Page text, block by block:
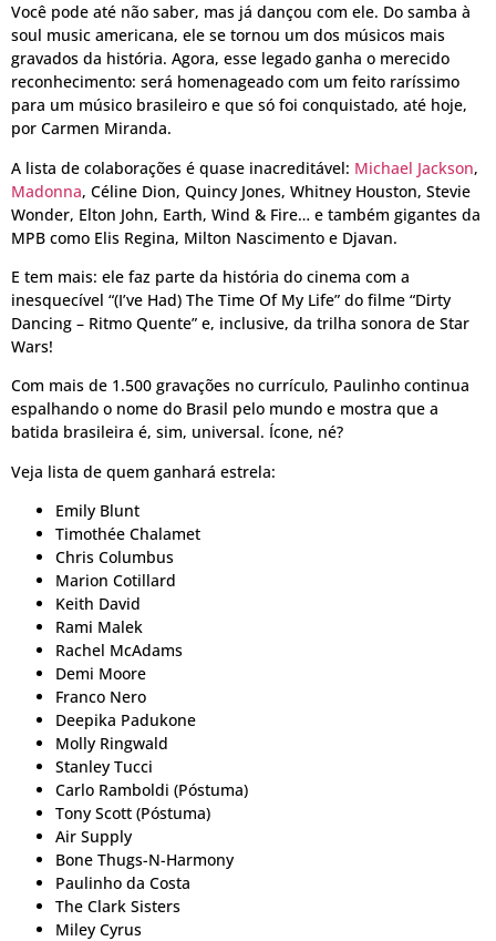
Você pode até não saber, mas já dançou com ele. Do samba à
soul music americana, ele se tornou um dos músicos mais
gravados da história. Agora, esse legado ganha o merecido
reconhecimento: será homenageado com um feito raríssimo
para um músico brasileiro e que só foi conquistado, até hoje,
por Carmen Miranda.
A lista de colaborações é quase inacreditável: Michael Jackson,
Madonna, Céline Dion, Quincy Jones, Whitney Houston, Stevie
Wonder, Elton John, Earth, Wind & Fire… e também gigantes da
MPB como Elis Regina, Milton Nascimento e Djavan.
E tem mais: ele faz parte da história do cinema com a
inesquecível “(I’ve Had) The Time Of My Life” do filme “Dirty
Dancing – Ritmo Quente” e, inclusive, da trilha sonora de Star
Wars!
Com mais de 1.500 gravações no currículo, Paulinho continua
espalhando o nome do Brasil pelo mundo e mostra que a
batida brasileira é, sim, universal. Ícone, né?
Veja lista de quem ganhará estrela:
Emily Blunt
Timothée Chalamet
Chris Columbus
Marion Cotillard
Keith David
Rami Malek
Rachel McAdams
Demi Moore
Franco Nero
Deepika Padukone
Molly Ringwald
Stanley Tucci
Carlo Ramboldi (Póstuma)
Tony Scott (Póstuma)
Air Supply
Bone Thugs-N-Harmony
Paulinho da Costa
The Clark Sisters
Miley Cyrus